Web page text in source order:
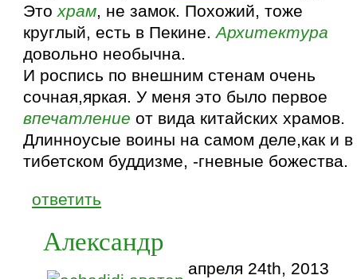
Этохрам, не замок. Похожий, тоже
круглый, есть в Пекине.Архитектура
довольно необычна.
И роспись по внешним стенам очень
сочная,яркая. У меня это было первое
впечатление от вида китайских храмов.
Длинноусые воины на самом деле,как и в
тибетском буддизме, -гневные божества.
ответить
Александр
апреля 24th, 2013